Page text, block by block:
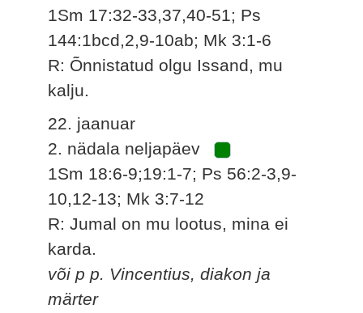
1Sm 17:32-33,37,40-51; Ps
144:1bcd,2,9-10ab; Mk 3:1-6
R: Õnnistatud olgu Issand, mu
kalju.
22. jaanuar
2. nädala neljapäev
1Sm 18:6-9;19:1-7; Ps 56:2-3,9-
10,12-13; Mk 3:7-12
R: Jumal on mu lootus, mina ei
karda.
või p p. Vincentius, diakon ja
märter